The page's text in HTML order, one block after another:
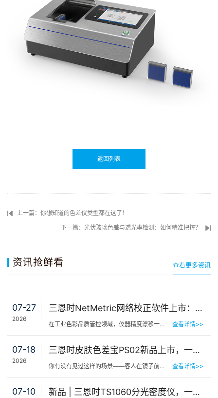
返回列表
上一篇：你想知道的色差仪类型都在这了！
下一篇：光伏玻璃色差与透光率检测：如何精准把控？
资讯抢鲜看 查看更多资讯
07-27
2026
三恩时NetMetric网络校正软件上市：告别返厂，15分钟让测色仪“恢复出厂精度”
在工业色彩品质管控领域，仪器精度漂移一直是制造企业挥之不去的隐痛。同一批货，A车间测合格、B车间测不合… 查看详情>>
07-18
2026
三恩时皮肤色差宝PS02新品上市，一键测出你的精准肤色等级
你有没有见过这样的场景——客人在镜子前端详半天，问：“我是不是白了一点？”美容师… 查看详情>>
07-10 新品 | 三恩时TS1060分光密度仪，一机覆盖平版装潢印刷品色密度与色差检测